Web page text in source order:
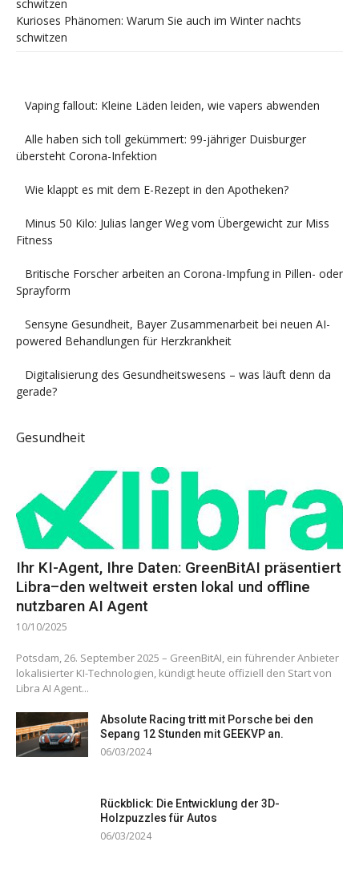
Kurioses Phänomen: Warum Sie auch im Winter nachts
schwitzen
Vaping fallout: Kleine Läden leiden, wie vapers abwenden
Alle haben sich toll gekümmert: 99-jähriger Duisburger
übersteht Corona-Infektion
Wie klappt es mit dem E-Rezept in den Apotheken?
Minus 50 Kilo: Julias langer Weg vom Übergewicht zur Miss
Fitness
Britische Forscher arbeiten an Corona-Impfung in Pillen- oder
Sprayform
Sensyne Gesundheit, Bayer Zusammenarbeit bei neuen AI-
powered Behandlungen für Herzkrankheit
Digitalisierung des Gesundheitswesens – was läuft denn da
gerade?
Gesundheit
Ihr KI-Agent, Ihre Daten: GreenBitAI präsentiert
Libra–den weltweit ersten lokal und offline
nutzbaren AI Agent
10/10/2025
Potsdam, 26. September 2025 – GreenBitAI, ein führender Anbieter
lokalisierter KI-Technologien, kündigt heute offiziell den Start von
Libra AI Agent...
Absolute Racing tritt mit Porsche bei den
Sepang 12 Stunden mit GEEKVP an.
06/03/2024
Rückblick: Die Entwicklung der 3D-
Holzpuzzles für Autos
06/03/2024